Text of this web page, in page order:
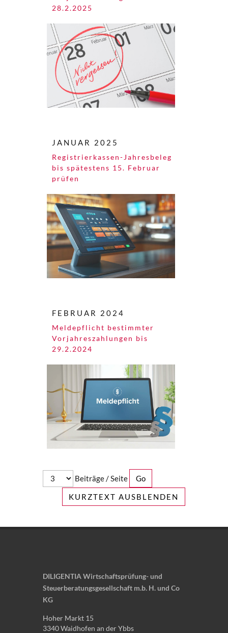
28.2.2025
JANUAR 2025
Registrierkassen-Jahresbeleg
bis spätestens 15. Februar
prüfen
FEBRUAR 2024
Meldepflicht bestimmter
Vorjahreszahlungen bis
29.2.2024
Beiträge / Seite
KURZTEXT AUSBLENDEN
DILIGENTIA Wirtschaftsprüfung- und
Steuerberatungsgesellschaft m.b. H. und Co
KG
Hoher Markt 15
3340 Waidhofen an der Ybbs